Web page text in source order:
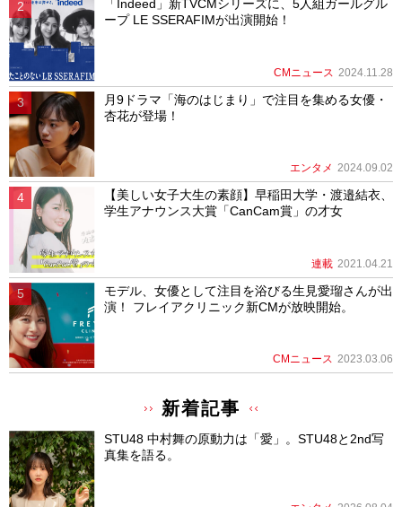
「Indeed」新TVCMシリーズに、5人組ガールグル
ープ LE SSERAFIMが出演開始！
CMニュース 2024.11.28
月9ドラマ「海のはじまり」で注目を集める女優・
杏花が登場！
エンタメ 2024.09.02
【美しい女子大生の素顔】早稲田大学・渡邉結衣、
学生アナウンス大賞「CanCam賞」の才女
連載 2021.04.21
モデル、女優として注目を浴びる生見愛瑠さんが出
演！ フレイアクリニック新CMが放映開始。
CMニュース 2023.03.06
新着記事
STU48 中村舞の原動力は「愛」。STU48と2nd写
真集を語る。